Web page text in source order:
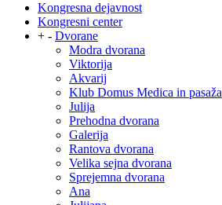
Kongresna dejavnost
Kongresni center
+ - Dvorane
Modra dvorana
Viktorija
Akvarij
Klub Domus Medica in pasaža
Julija
Prehodna dvorana
Galerija
Rantova dvorana
Velika sejna dvorana
Sprejemna dvorana
Ana